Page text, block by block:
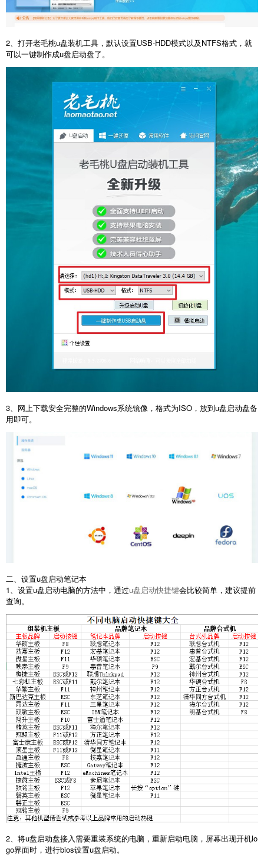
2、打开老毛桃u盘装机工具，默认设置USB-HDD模式以及NTFS格式，就
可以一键制作成u盘启动盘了。
3、网上下载安全完整的Windows系统镜像，格式为ISO，放到u盘启动盘备
用即可。
二、设置u盘启动笔记本
1、设置u盘启动电脑的方法中，通过u盘启动快捷键会比较简单，建议提前
查询。
2、将u盘启动盘接入需要重装系统的电脑，重新启动电脑，屏幕出现开机lo
go界面时，进行bios设置u盘启动。